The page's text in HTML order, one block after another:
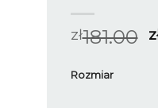
zł181.00
Rozmiar